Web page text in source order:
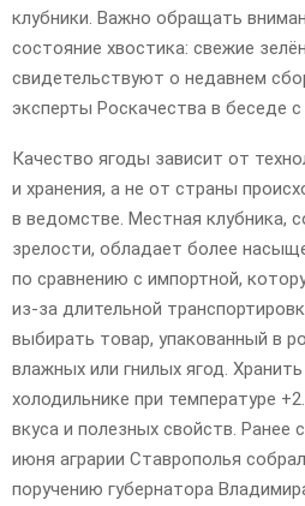
клубники. Важно обращать
состояние хвостика: свежие
свидетельствуют о недавнем
эксперты Роскачества в беседе с
Качество ягоды зависит от
и хранения, а не от страны
в ведомстве. Местная клубника,
зрелости, обладает более
по сравнению с импортной,
из-за длительной
выбирать товар, упакованный в
влажных или гнилых ягод.
холодильнике при температуре
вкуса и полезных свойств. Ранее
июня аграрии Ставрополья
поручению губернатора